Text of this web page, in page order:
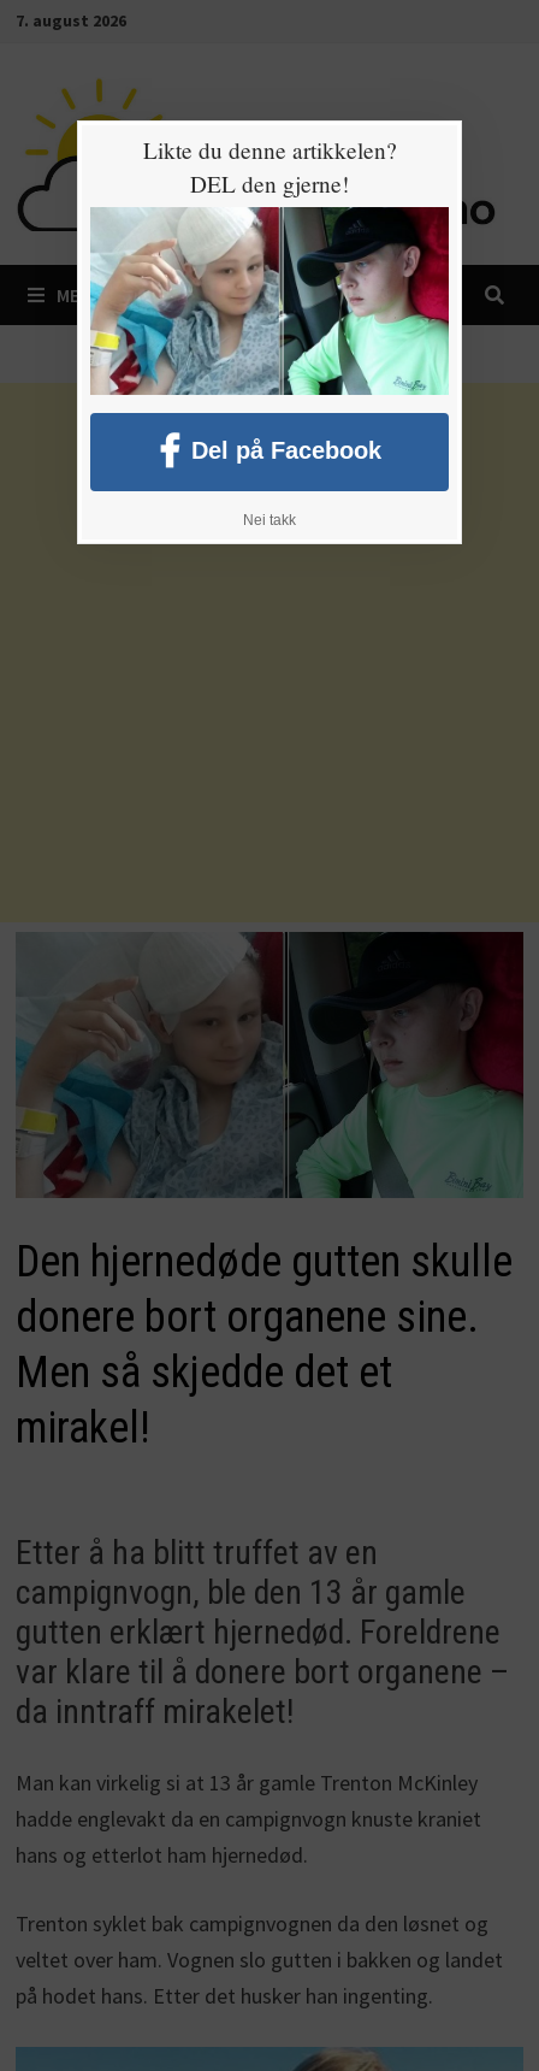
Gå7. august 2026
MENY
Den hjernedøde gutten skulle
donere bort organene sine.
Men så skjedde det et
mirakel!
Etter å ha blitt truffet av en
campignvogn, ble den 13 år gamle
gutten erklært hjernedød. Foreldrene
var klare til å donere bort organene –
da inntraff mirakelet!
Man kan virkelig si at 13 år gamle Trenton McKinley
hadde englevakt da en campignvogn knuste kraniet
hans og etterlot ham hjernedød.
Trenton syklet bak campignvognen da den løsnet og
veltet over ham. Vognen slo gutten i bakken og landet
på hodet hans. Etter det husker han ingenting.
Likte du denne artikkelen?
DEL den gjerne!
Del på Facebook
Nei takk